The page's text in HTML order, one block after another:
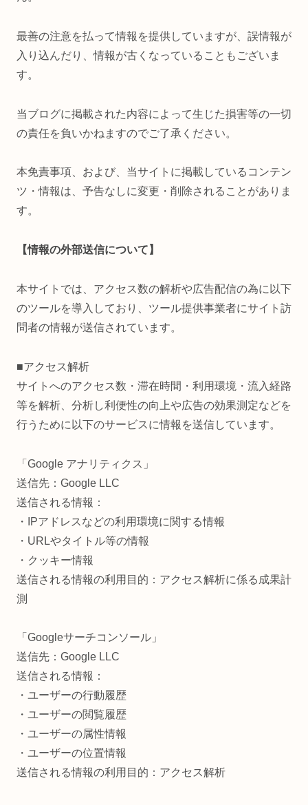
最善の注意を払って情報を提供していますが、誤情報が
入り込んだり、情報が古くなっていることもございま
す。
当ブログに掲載された内容によって生じた損害等の一切
の責任を負いかねますのでご了承ください。
本免責事項、および、当サイトに掲載しているコンテン
ツ・情報は、予告なしに変更・削除されることがありま
す。
【情報の外部送信について】
本サイトでは、アクセス数の解析や広告配信の為に以下
のツールを導入しており、ツール提供事業者にサイト訪
問者の情報が送信されています。
■アクセス解析
サイトへのアクセス数・滞在時間・利用環境・流入経路
等を解析、分析し利便性の向上や広告の効果測定などを
行うために以下のサービスに情報を送信しています。
「Google アナリティクス」
送信先：Google LLC
送信される情報：
・IPアドレスなどの利用環境に関する情報
・URLやタイトル等の情報
・クッキー情報
送信される情報の利用目的：アクセス解析に係る成果計
測
「Googleサーチコンソール」
送信先：Google LLC
送信される情報：
・ユーザーの行動履歴
・ユーザーの閲覧履歴
・ユーザーの属性情報
・ユーザーの位置情報
送信される情報の利用目的：アクセス解析